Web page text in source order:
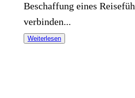
Beschaffung eines
verbinden...
Weiterlesen